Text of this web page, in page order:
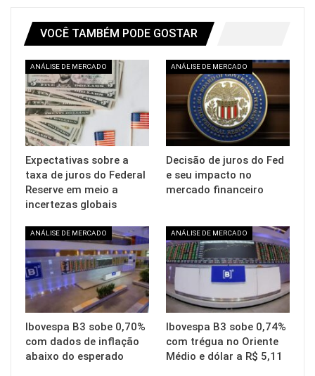
VOCÊ TAMBÉM PODE GOSTAR
ANÁLISE DE MERCADO
Expectativas sobre a
taxa de juros do Federal
Reserve em meio a
incertezas globais
ANÁLISE DE MERCADO
Decisão de juros do Fed
e seu impacto no
mercado financeiro
ANÁLISE DE MERCADO
Ibovespa B3 sobe 0,70%
com dados de inflação
abaixo do esperado
ANÁLISE DE MERCADO
Ibovespa B3 sobe 0,74%
com trégua no Oriente
Médio e dólar a R$ 5,11